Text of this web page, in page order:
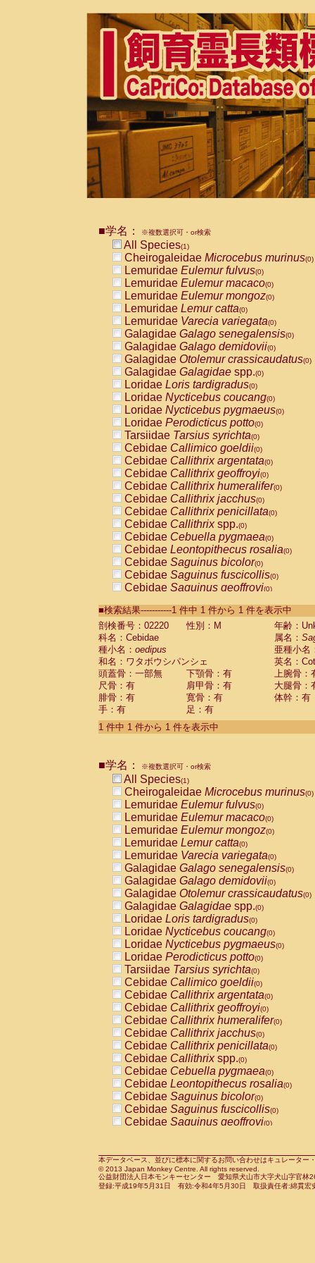
■学名： ※複数選択可・or検索
All Species(1)
Cheirogaleidae Microcebus murinus(0)
Lemuridae Eulemur fulvus(0)
Lemuridae Eulemur macaco(0)
Lemuridae Eulemur mongoz(0)
Lemuridae Lemur catta(0)
Lemuridae Varecia variegata(0)
Galagidae Galago senegalensis(0)
Galagidae Galago demidovii(0)
Galagidae Otolemur crassicaudatus(0)
Galagidae Galagidae spp.(0)
Loridae Loris tardigradus(0)
Loridae Nycticebus coucang(0)
Loridae Nycticebus pygmaeus(0)
Loridae Perodicticus potto(0)
Tarsiidae Tarsius syrichta(0)
Cebidae Callimico goeldii(0)
Cebidae Callithrix argentata(0)
Cebidae Callithrix geoffroyi(0)
Cebidae Callithrix humeralifer(0)
Cebidae Callithrix jacchus(0)
Cebidae Callithrix penicillata(0)
Cebidae Callithrixspp.(0)
Cebidae Cebuella pygmaea(0)
Cebidae Leontopithecus rosalia(0)
Cebidae Saguinus bicolor(0)
Cebidae Saguinus fuscicollis(0)
Cebidae Saguinus geoffroyi(0)
CebidaeSaguinus labiatus(0)
Cebidae Saguinus leucopus (0)
Cebidae
Cebidae
CebidaeSaguinus nigricollis (0)
Cebidae Saguinus oedipus
Cebidae Saguinus weddelli
Cebidae Saguinusspp.
Cebidae Aotus trivirgatus
Cebidae Cebus albifrons
CebidaeCebus nigrivittatus
CebidaeCebus
CebidaeSaimiri boliviensis(0)
CebidaeSaimiri sciureus(0)
AtelidaeAlouatta caraya(0)
AtelidaeAlouatta fusca(0)
AtelidaeAlouatta seniculus
AtelidaeAlouattaspp.(0)
AtelidaeAteles belzebuth(0)
AtelidaeAteles geoffroyi(0)
AtelidaeAteles paniscus(0)
AtelidaeAtelesspp.(0)
Atelidae Lagothrix lagothricha
AtelidaeLagothrix lagothricha cana
PitheciidaeCacajao calvus
PitheciidaeCallicebus cupreus
PitheciidaeCallicebus donacophilus
PitheciidaeCallicebus moloch
PitheciidaeCallicebus torquatus
PitheciidaeCallicebusspp.(0)
PitheciidaeChiropotes satanas(0)
PitheciidaePithecia monachus
PitheciidaePithecia pithecia(0)
CercopithecidaeCercocebus agilis
CercopithecidaeCercocebus
CercopithecidaeCercocebus
CercopithecidaeCercocebus
CercopithecidaeCercocebus
CercopithecidaeCercocebushybrid
CercopithecidaePapio anubis(0)
CercopithecidaePapio cynocephalus
CercopithecidaePapio hamadryas(0)
■検索結果-----------1 件中 1 件から 1 件を表示中
剖検番号：02220
性別：M
年齢：
科名：Cebidae
属名：
種小名： oedipus
亜種小名
和名：ワタボウシパンシェ
英名：
頭蓋骨：一部無
下顎骨：有
上腕骨：
尺骨：有
肩甲骨：有
大腿骨：
腓骨：有
寛骨：有
体幹：有
手：有
足：有
1 件中 1 件から 1 件を表示中
■学名： ※複数選択可・or検索
All Species(1)
Cheirogaleidae Microcebus murinus(0)
Lemuridae Eulemur fulvus(0)
Lemuridae Eulemur macaco(0)
Lemuridae Eulemur mongoz(0)
Lemuridae Lemur catta(0)
Lemuridae Varecia variegata(0)
Galagidae Galago senegalensis(0)
Galagidae Galago demidovii(0)
Galagidae Otolemur crassicaudatus(0)
Galagidae Galagidae spp.(0)
Loridae Loris tardigradus(0)
Loridae Nycticebus coucang(0)
Loridae Nycticebus pygmaeus(0)
Loridae Perodicticus potto(0)
Tarsiidae Tarsius syrichta(0)
Cebidae Callimico goeldii(0)
Cebidae Callithrix argentata(0)
Cebidae Callithrix geoffroyi(0)
Cebidae Callithrix humeralifer(0)
Cebidae Callithrix jacchus(0)
Cebidae Callithrix penicillata(0)
Cebidae Callithrixspp.(0)
Cebidae Cebuella pygmaea(0)
Cebidae Leontopithecus rosalia(0)
Cebidae Saguinus bicolor(0)
Cebidae Saguinus fuscicollis(0)
Cebidae Saguinus geoffroyi(0)
CebidaeSaguinus leucopus(0)
CebidaeSaguinus midas(0)
Cebidae Saguinus mystax(0)
本データベース、並びに標本に関するお問い合わせはキュレータ
© 2013 Japan Monkey Centre. All rights reserved.
公益財団法人日本モンキーセンター 愛知県犬山市大字犬山字官
登録:平成19年5月31日 有効:令和4年5月30日 取扱責任者:綿貫宏